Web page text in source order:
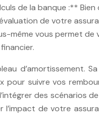
de la banque :**
de votre
même vous permet de
d’amortissement.
suivre vos
des scénarios
de votre